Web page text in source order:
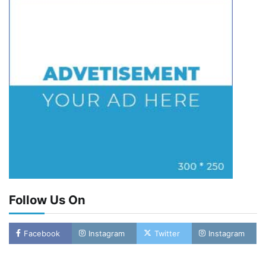
Follow Us On
Facebook Instagram Twitter Instagram